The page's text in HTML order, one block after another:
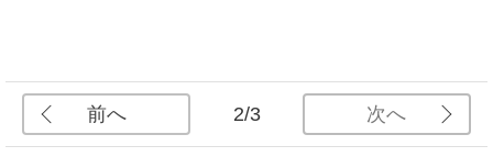
前へ 2/3 次へ